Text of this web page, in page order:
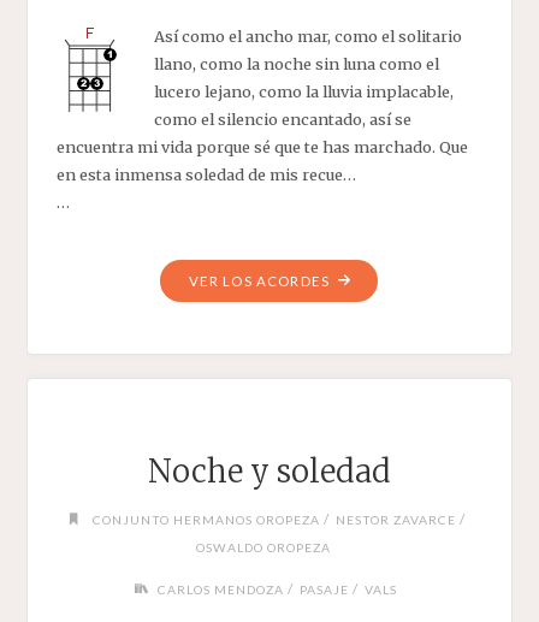
Así como el ancho mar, como el solitario
llano, como la noche sin luna como el
lucero lejano, como la lluvia implacable,
como el silencio encantado, así se
encuentra mi vida porque sé que te has marchado. Que
en esta inmensa soledad de mis recue…
…
VER LOS ACORDES"VIVIAN"
Noche y soledad
CONJUNTO HERMANOS OROPEZA / NESTOR ZAVARCE /
OSWALDO OROPEZA
CARLOS MENDOZA / PASAJE / VALS